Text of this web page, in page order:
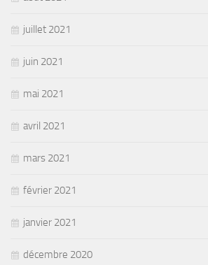
juillet 2021
juin 2021
mai 2021
avril 2021
mars 2021
février 2021
janvier 2021
décembre 2020